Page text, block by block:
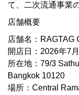
て、二次流通事業
店舗概要
店舗名：RAGTAG
開店日：2026年7
所在地：79/3
Bangkok 10120
場所：Central